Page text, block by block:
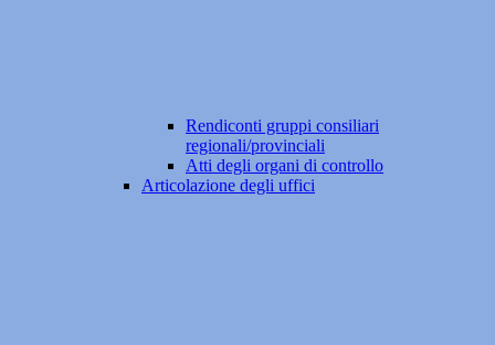
Rendiconti gruppi consiliari
regionali/provinciali
Atti degli organi di controllo
Articolazione degli uffici